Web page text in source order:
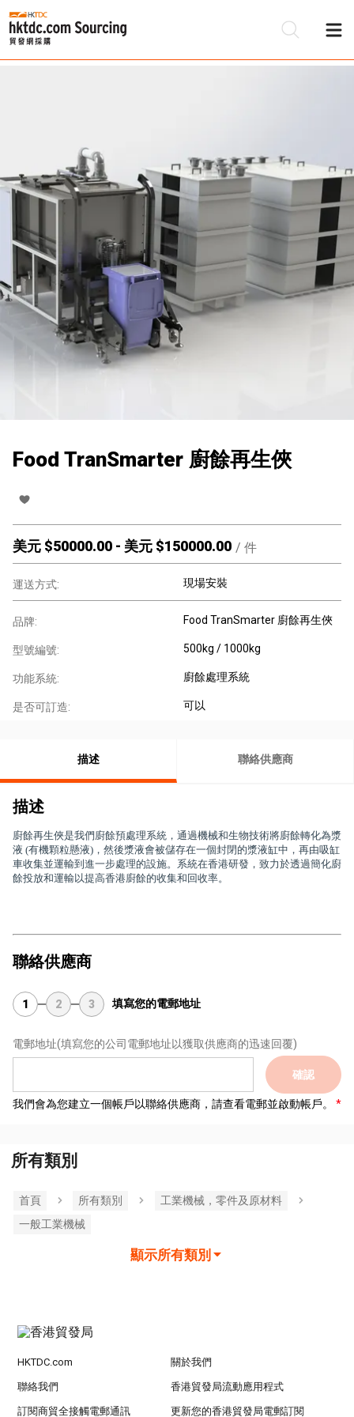
Food TranSmarter 廚餘再生俠
美元 $50000.00 - 美元 $150000.00 / 件
運送方式: 現場安裝
品牌: Food TranSmarter 廚餘再生俠
型號編號: 500kg / 1000kg
功能系統: 廚餘處理系統
是否可訂造: 可以
描述 聯絡供應商
描述
廚餘再生俠是我們廚餘預處理系統，通過機械和生物技術將廚餘轉化為漿
液 (有機顆粒懸液)，然後漿液會被儲存在一個封閉的漿液缸中，再由吸缸
車收集並運輸到進一步處理的設施。系統在香港研發，致力於透過簡化廚
餘投放和運輸以提高香港廚餘的收集和回收率。
聯絡供應商
1 2 3 填寫您的電郵地址
電郵地址(填寫您的公司電郵地址以獲取供應商的迅速回覆)
確認
我們會為您建立一個帳戶以聯絡供應商，請查看電郵並啟動帳戶。
所有類別
首頁 所有類別
工業機械，零件及原材料
一般工業機械
顯示所有類別
HKTDC.com 關於我們
聯絡我們 香港貿發局流動應用程式
訂閱商貿全接觸電郵通訊 更新您的香港貿發局電郵訂閱